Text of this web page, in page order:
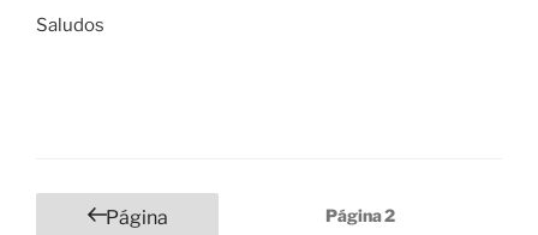
Saludos
Paginación
Página
Página2